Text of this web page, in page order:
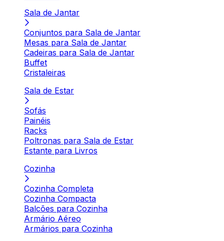
Sala de Jantar
Conjuntos para Sala de Jantar
Mesas para Sala de Jantar
Cadeiras para Sala de Jantar
Buffet
Cristaleiras
Sala de Estar
Sofás
Painéis
Racks
Poltronas para Sala de Estar
Estante para Livros
Cozinha
Cozinha Completa
Cozinha Compacta
Balcões para Cozinha
Armário Aéreo
Armários para Cozinha